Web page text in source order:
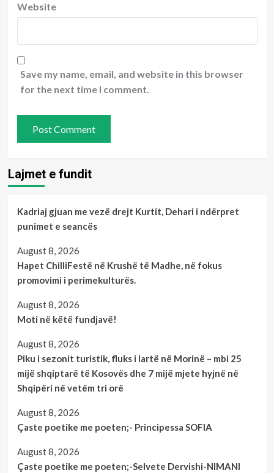
Website
Save my name, email, and website in this browser
for the next time I comment.
Lajmet e fundit
Kadriaj gjuan me vezë drejt Kurtit, Dehari i ndërpret
punimet e seancës
August 8, 2026
Hapet ChilliFestë në Krushë të Madhe, në fokus
promovimi i perimekulturës.
August 8, 2026
Moti në këtë fundjavë!
August 8, 2026
Piku i sezonit turistik, fluks i lartë në Morinë – mbi 25
mijë shqiptarë të Kosovës dhe 7 mijë mjete hyjnë në
Shqipëri në vetëm tri orë
August 8, 2026
Çaste poetike me poeten;- Principessa SOFIA
August 8, 2026
Çaste poetike me poeten;-Selvete Dervishi-NIMANI